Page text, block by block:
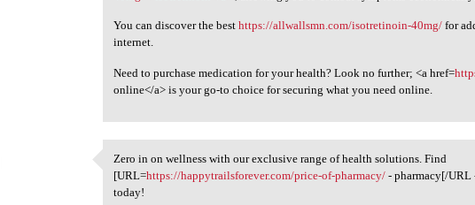
You can discover the besthttps://allwallsmn.com/isotretinoin-40mg/ for
internet.
Need to purchase medication for your health? Look no further; <a href=
online</a> is your go-to choice for securing what you need online.
Zero in on wellness with our
Zero in on wellness with our exclusive range of health solutions. Find
[URL=https://happytrailsforever.com/price-of-pharmacy/ - pharmacy[/URL
today!